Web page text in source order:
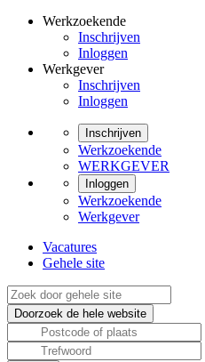
Werkzoekende
Inschrijven
Inloggen
Werkgever
Inschrijven
Inloggen
Inschrijven
Werkzoekende
WERKGEVER
Inloggen
Werkzoekende
Werkgever
Vacatures
Gehele site